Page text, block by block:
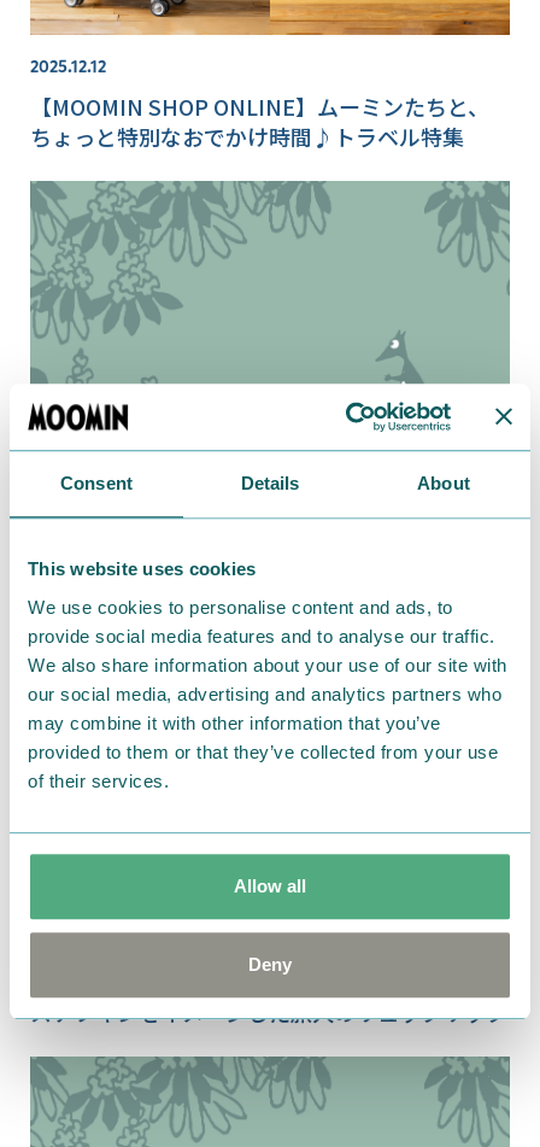
Consent Details About
This website uses cookies
We use cookies to personalise content and ads, to
provide social media features and to analyse our traffic.
We also share information about your use of our site with
our social media, advertising and analytics partners who
may combine it with other information that you’ve
provided to them or that they’ve collected from your use
of their services.
Allow all
Deny
2025.12.12
【MOOMIN SHOP ONLINE】ムーミンたちと、
ちょっと特別なおでかけ時間♪トラベル特集
2021.04.24
ニョロニョロがいっぱい！おでかけにぴったりの
スナフキンをイメージした旅人のリュックサック